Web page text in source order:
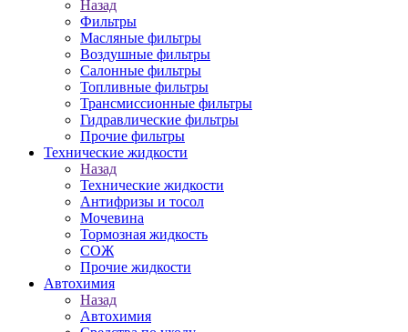
Назад
Фильтры
Масляные фильтры
Воздушные фильтры
Салонные фильтры
Топливные фильтры
Трансмиссионные фильтры
Гидравлические фильтры
Прочие фильтры
Технические жидкости
Назад
Технические жидкости
Антифризы и тосол
Мочевина
Тормозная жидкость
СОЖ
Прочие жидкости
Автохимия
Назад
Автохимия